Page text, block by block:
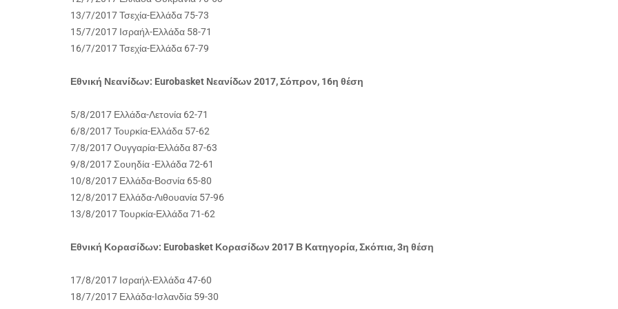
13/7/2017 Τσεχία-Ελλάδα 75-73
15/7/2017 Ισραήλ-Ελλάδα 58-71
16/7/2017 Τσεχία-Ελλάδα 67-79
Εθνική Νεανίδων: Eurobasket Νεανίδων 2017, Σόπρον, 16η θέση
5/8/2017 Ελλάδα-Λετονία 62-71
6/8/2017 Τουρκία-Ελλάδα 57-62
7/8/2017 Ουγγαρία-Ελλάδα 87-63
9/8/2017 Σουηδία -Ελλάδα 72-61
10/8/2017 Ελλάδα-Βοσνία 65-80
12/8/2017 Ελλάδα-Λιθουανία 57-96
13/8/2017 Τουρκία-Ελλάδα 71-62
Εθνική Κορασίδων: Eurobasket Κορασίδων 2017 Β Κατηγορία, Σκόπια, 3η θέση
17/8/2017 Ισραήλ-Ελλάδα 47-60
18/7/2017 Ελλάδα-Ισλανδία 59-30